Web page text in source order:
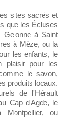
sites sacrés et
que les Écluses
Gelonne à Saint
à Mèze, ou la
les enfants, le
plaisir pour les
le savon,
produits locaux.
de l'Hérault
Cap d'Agde, le
Montpellier, ou